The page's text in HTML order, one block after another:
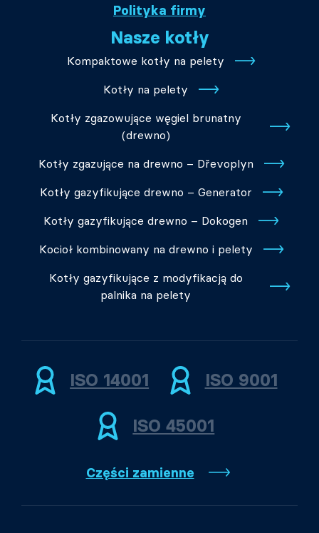
Polityka firmy
Nasze kotły
Kompaktowe kotły na pelety
Kotły na pelety
Kotły zgazowujące węgiel brunatny
(drewno)
Kotły zgazujące na drewno – Dřevoplyn
Kotły gazyfikujące drewno – Generator
Kotły gazyfikujące drewno – Dokogen
Kocioł kombinowany na drewno i pelety
Kotły gazyfikujące z modyfikacją do
palnika na pelety
ISO 14001 ISO 9001
ISO 45001
Części zamienne